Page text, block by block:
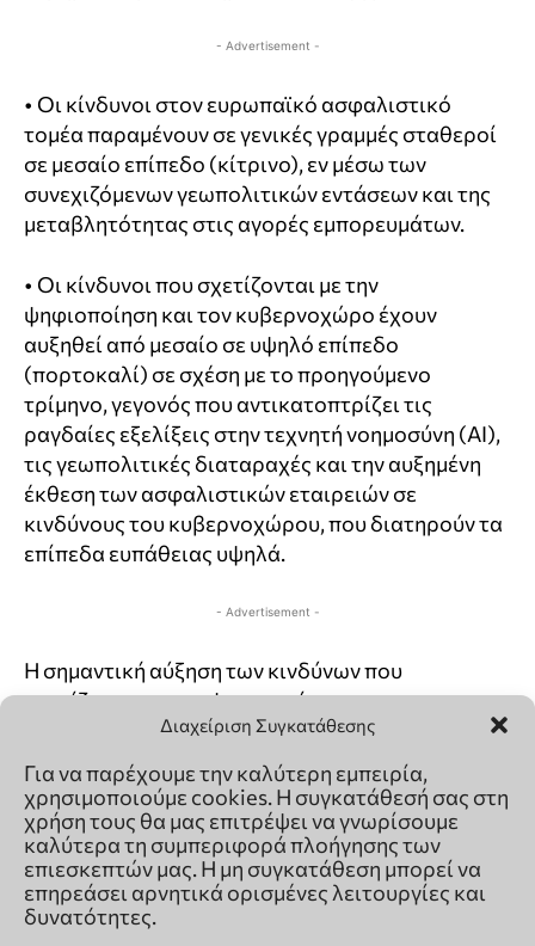
Διαχείριση Συγκατάθεσης
Για να παρέχουμε την καλύτερη εμπειρία,
χρησιμοποιούμε cookies. Η συγκατάθεσή σας στη
χρήση τους θα μας επιτρέψει να γνωρίσουμε
καλύτερα τη συμπεριφορά πλοήγησης των
επιεσκεπτών μας. Η μη συγκατάθεση μπορεί να
επηρεάσει αρνητικά ορισμένες λειτουργίες και
δυνατότητες.